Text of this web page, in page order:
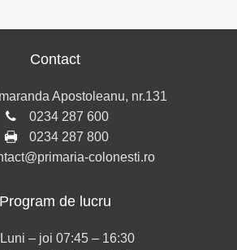
Contact
Apostoleanu, nr.131
0234 287 600
0234 287 800
colonesti.ro
Program de lucru
Luni – joi 07:45 – 16:30